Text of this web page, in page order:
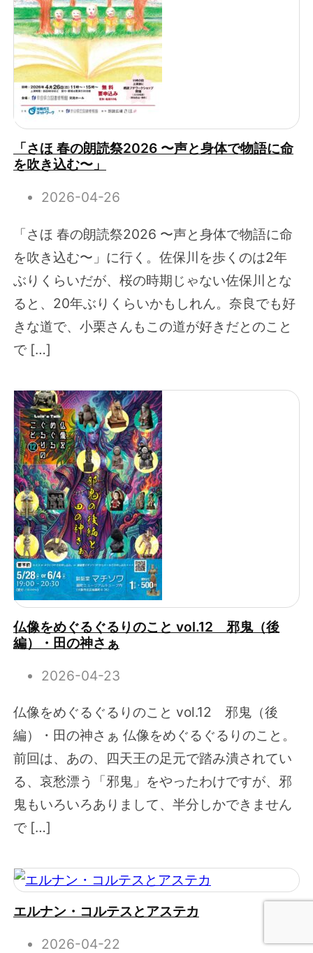
「さほ 春の朗読祭2026 〜声と身体で物語に命
を吹き込む〜」
2026-04-26
「さほ 春の朗読祭2026 〜声と身体で物語に命
を吹き込む〜」に行く。佐保川を歩くのは2年
ぶりくらいだが、桜の時期じゃない佐保川とな
ると、20年ぶりくらいかもしれん。奈良でも好
きな道で、小栗さんもこの道が好きだとのこと
で […]
仏像をめぐるぐるりのこと vol.12 邪鬼（後
編）・田の神さぁ
2026-04-23
仏像をめぐるぐるりのこと vol.12 邪鬼（後
編）・田の神さぁ 仏像をめぐるぐるりのこと。
前回は、あの、四天王の足元で踏み潰されてい
る、哀愁漂う「邪鬼」をやったわけですが、邪
鬼もいろいろありまして、半分しかできません
で […]
エルナン・コルテスとアステカ
2026-04-22